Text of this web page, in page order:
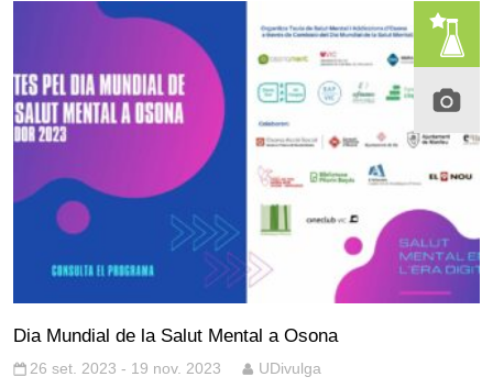
Dia Mundial de la Salut Mental a Osona
26 set. 2023 - 19 nov. 2023 UDivulga